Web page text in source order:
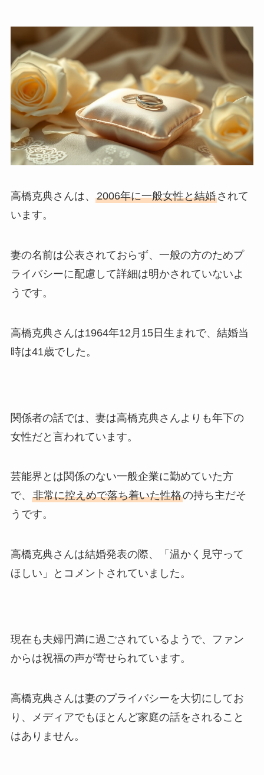
高橋克典さんは、 2006年に一般女性と結婚されて
います。
妻の名前は公表されておらず、一般の方のためプ
ライバシーに配慮して詳細は明かされていないよ
うです。
高橋克典さんは1964年12月15日生まれで、結婚当
時は41歳でした。
関係者の話では、妻は高橋克典さんよりも年下の
女性だと言われています。
芸能界とは関係のない一般企業に勤めていた方
で、 非常に控えめで落ち着いた性格の持ち主だそ
うです。
高橋克典さんは結婚発表の際、「温かく見守って
ほしい」とコメントされていました。
現在も夫婦円満に過ごされているようで、ファン
からは祝福の声が寄せられています。
高橋克典さんは妻のプライバシーを大切にしてお
り、メディアでもほとんど家庭の話をされること
はありません。